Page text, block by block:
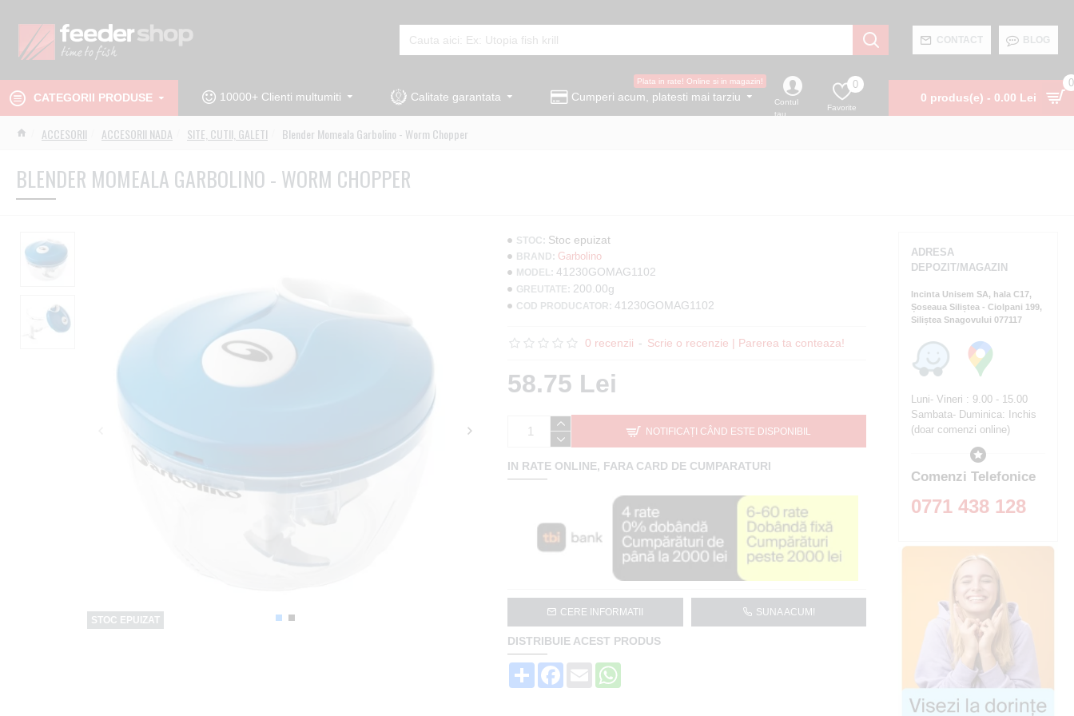
CONTACT BLOG
CATEGORII PRODUSE 10000+ Clienti multumiti Calitate garantata Cumperi acum, platesti mai tarziu
Plata in rate! Online si in magazin!
Contul
tau
Favorite
0
0 produs(e) - 0.00 Lei
0
ACCESORII ACCESORII NADA SITE, CUTII, GALETI Blender Momeala Garbolino - Worm Chopper
BLENDER MOMEALA GARBOLINO - WORM CHOPPER
STOC EPUIZAT
STOC: Stoc epuizat
BRAND: Garbolino
MODEL: 41230GOMAG1102
GREUTATE: 200.00g
COD PRODUCATOR: 41230GOMAG1102
0 recenzii - Scrie o recenzie | Parerea ta conteaza!
58.75 Lei
NOTIFICAȚI CÂND ESTE DISPONIBIL
CERE INFORMATII SUNA ACUM!
DISTRIBUIE ACEST PRODUS
Share Facebook
Email
IN RATE ONLINE, FARA CARD DE CUMPARATURI
ADRESA
DEPOZIT/MAGAZIN
Incinta Unisem SA, hala C17,
Șoseaua Siliștea - Ciolpani 199,
Siliștea Snagovului 077117
Luni- Vineri : 9.00 - 15.00
Sambata- Duminica: Inchis
(doar comenzi online)
Comenzi Telefonice
0771 438 128